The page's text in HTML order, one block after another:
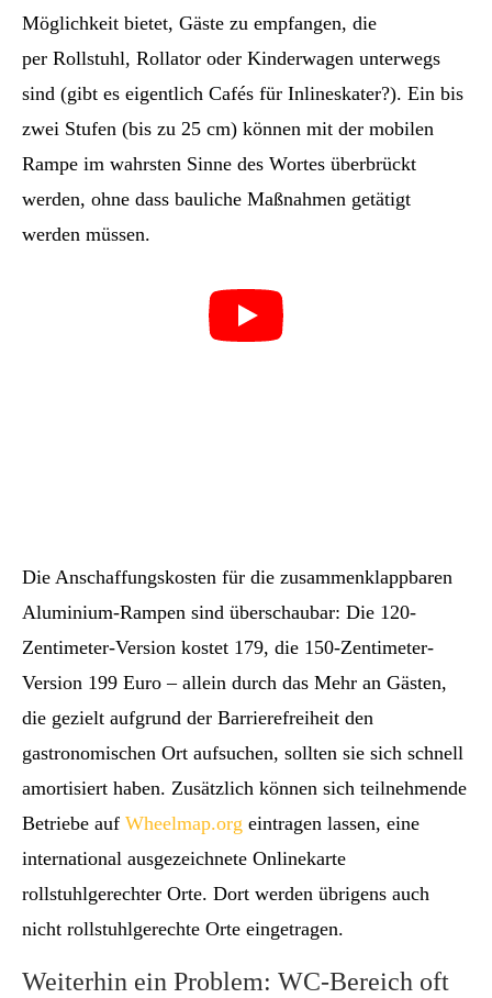
Möglichkeit bietet, Gäste zu empfangen, die
per Rollstuhl, Rollator oder Kinderwagen unterwegs
sind (gibt es eigentlich Cafés für Inlineskater?). Ein bis
zwei Stufen (bis zu 25 cm) können mit der mobilen
Rampe im wahrsten Sinne des Wortes überbrückt
werden, ohne dass bauliche Maßnahmen getätigt
werden müssen.
Die Anschaffungskosten für die zusammenklappbaren
Aluminium-Rampen sind überschaubar: Die 120-
Zentimeter-Version kostet 179, die 150-Zentimeter-
Version 199 Euro – allein durch das Mehr an Gästen,
die gezielt aufgrund der Barrierefreiheit den
gastronomischen Ort aufsuchen, sollten sie sich schnell
amortisiert haben. Zusätzlich können sich teilnehmende
Betriebe auf Wheelmap.org eintragen lassen, eine
international ausgezeichnete Onlinekarte
rollstuhlgerechter Orte. Dort werden übrigens auch
nicht rollstuhlgerechte Orte eingetragen.
Weiterhin ein Problem: WC-Bereich oft